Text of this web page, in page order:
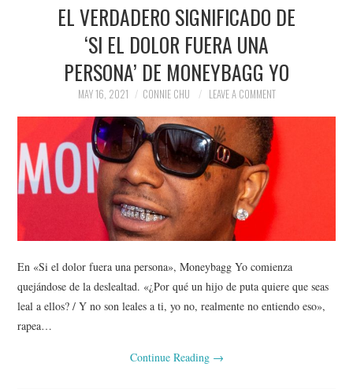
EL VERDADERO SIGNIFICADO DE
‘SI EL DOLOR FUERA UNA
PERSONA’ DE MONEYBAGG YO
MAY 16, 2021 CONNIE CHU LEAVE A COMMENT
En «Si el dolor fuera una persona», Moneybagg Yo comienza
quejándose de la deslealtad. «¿Por qué un hijo de puta quiere que seas
leal a ellos? / Y no son leales a ti, yo no, realmente no entiendo eso»,
rapea…
Continue Reading →